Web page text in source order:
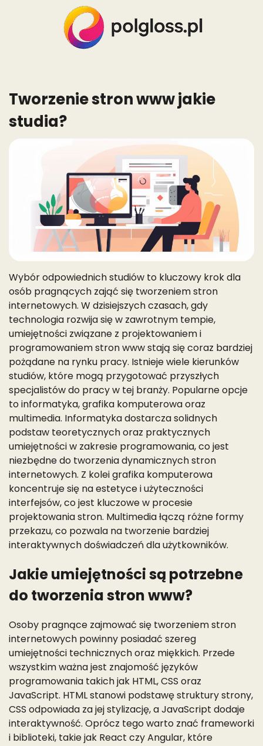
Tworzenie stron www jakie
studia?
Wybór odpowiednich studiów to kluczowy krok dla
osób pragnących zająć się tworzeniem stron
internetowych. W dzisiejszych czasach, gdy
technologia rozwija się w zawrotnym tempie,
umiejętności związane z projektowaniem i
programowaniem stron www stają się coraz bardziej
pożądane na rynku pracy. Istnieje wiele kierunków
studiów, które mogą przygotować przyszłych
specjalistów do pracy w tej branży. Popularne opcje
to informatyka, grafika komputerowa oraz
multimedia. Informatyka dostarcza solidnych
podstaw teoretycznych oraz praktycznych
umiejętności w zakresie programowania, co jest
niezbędne do tworzenia dynamicznych stron
internetowych. Z kolei grafika komputerowa
koncentruje się na estetyce i użyteczności
interfejsów, co jest kluczowe w procesie
projektowania stron. Multimedia łączą różne formy
przekazu, co pozwala na tworzenie bardziej
interaktywnych doświadczeń dla użytkowników.
Jakie umiejętności są potrzebne
do tworzenia stron www?
Osoby pragnące zajmować się tworzeniem stron
internetowych powinny posiadać szereg
umiejętności technicznych oraz miękkich. Przede
wszystkim ważna jest znajomość języków
programowania takich jak HTML, CSS oraz
JavaScript. HTML stanowi podstawę struktury strony,
CSS odpowiada za jej stylizację, a JavaScript dodaje
interaktywność. Oprócz tego warto znać frameworki
i biblioteki, takie jak React czy Angular, które